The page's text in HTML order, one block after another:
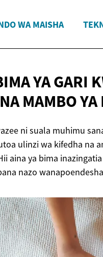
WA MAISHA
YA GARI
MAMBOYA
ni suala muhimu
ulinzi wa kifedha na
aina ya bima
nazo